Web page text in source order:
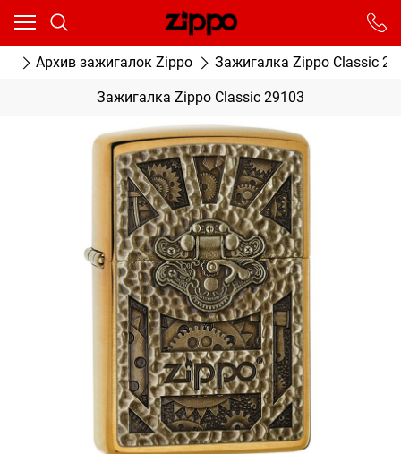
Архив зажигалок Zippo Зажигалка Zippo Classic
Зажигалка Zippo Classic 29103
Ваш город - Москва,
От выбранного города зависят сроки доставки